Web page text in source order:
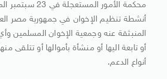
محكمة الأمور
أنشطة تنظيم الإخوان في جمهورية مصر
المنبثقة عنه وجمعية الإخوان المسلمين
أو تابعة اليها أو منشأة بأموالها أو تتلقى
أنواع الدعم.